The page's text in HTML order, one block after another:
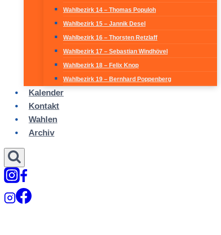
Wahlbezirk 14 – Thomas Populoh
Wahlbezirk 15 – Jannik Desel
Wahlbezirk 16 – Thorsten Retzlaff
Wahlbezirk 17 – Sebastian Windhövel
Wahlbezirk 18 – Felix Knop
Wahlbezirk 19 – Bernhard Poppenberg
Kalender
Kontakt
Wahlen
Archiv